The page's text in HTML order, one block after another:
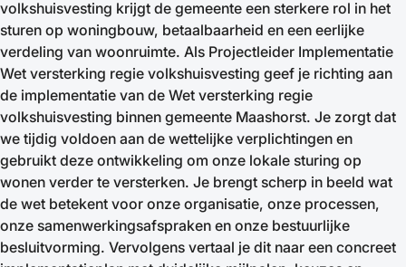
volkshuisvesting krijgt de gemeente een sterkere rol in het
sturen op woningbouw, betaalbaarheid en een eerlijke
verdeling van woonruimte. Als Projectleider Implementatie
Wet versterking regie volkshuisvesting geef je richting aan
de implementatie van de Wet versterking regie
volkshuisvesting binnen gemeente Maashorst. Je zorgt dat
we tijdig voldoen aan de wettelijke verplichtingen en
gebruikt deze ontwikkeling om onze lokale sturing op
wonen verder te versterken. Je brengt scherp in beeld wat
de wet betekent voor onze organisatie, onze processen,
onze samenwerkingsafspraken en onze bestuurlijke
besluitvorming. Vervolgens vertaal je dit naar een concreet